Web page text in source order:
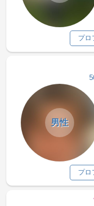
プロ
男性
プロ